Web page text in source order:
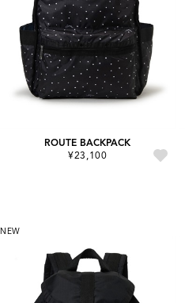
ROUTE BACKPACK
¥23,100
NEW